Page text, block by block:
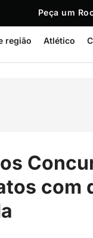
Peça um
região Atlético
com